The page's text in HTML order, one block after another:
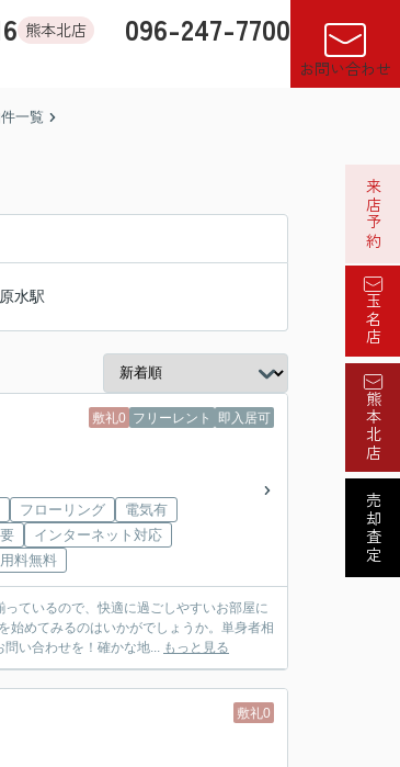
熊本北店 096-247-7700
お問い合わせ
一覧
原水駅
敷礼0 フリーレント 即入居可
フローリング
電気有
インターネット対応
料無料
ているので、快適に過ごしやすいお部屋に
始めてみるのはいかがでしょうか。単身者相
い合わせを！確かな地... もっと見る
敷礼0
来店予約
玉名店
熊本北店
売却査定